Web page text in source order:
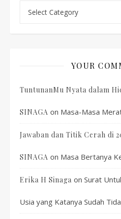
YOUR
TuntunanMu Nyata dalam
SINAGA on Masa-Masa
Jawaban dan Titik Cerah di
SINAGA on Masa Bertanya
Erika H Sinaga on Surat
Usia yang Katanya Sudah